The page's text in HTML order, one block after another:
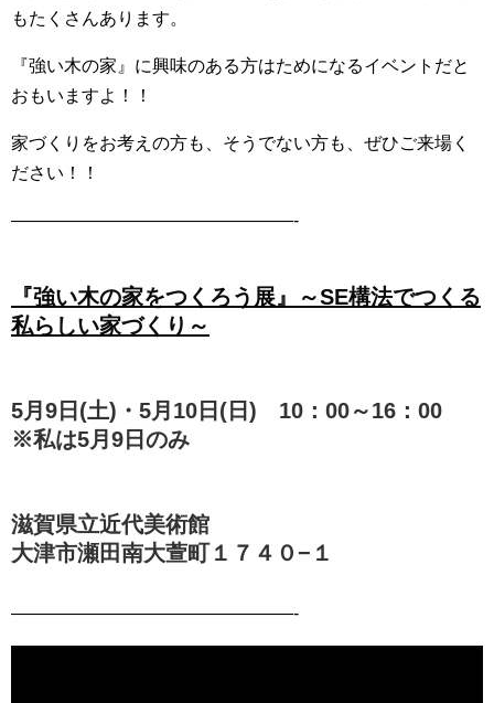
もたくさんあります。
『強い木の家』に興味のある方はためになるイベントだと
おもいますよ！！
家づくりをお考えの方も、そうでない方も、ぜひご来場く
ださい！！
————————————————-
『強い木の家をつくろう展』～SE構法でつくる
私らしい家づくり～
5月9日(土)・5月10日(日) 10：00～16：00
※私は5月9日のみ
滋賀県立近代美術館
大津市瀬田南大萱町１７４０−１
————————————————-